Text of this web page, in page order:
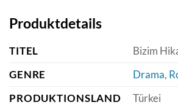
Produktdetails
TITEL
Bizim
GENRE
Drama,
PRODUKTIONSLAND
Türkei